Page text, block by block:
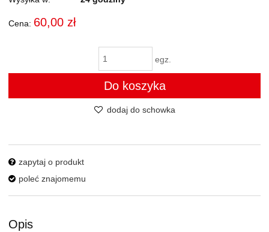
Cena: 60,00 zł
egz.
Do koszyka
dodaj do schowka
zapytaj o produkt
poleć znajomemu
Opis